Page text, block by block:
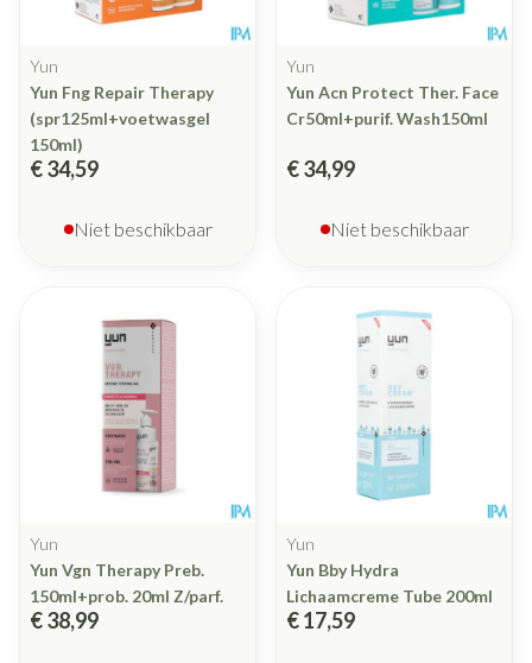
Yun
Yun Fng Repair Therapy
(spr125ml+voetwasgel
150ml)
€ 34,59
Niet beschikbaar
Yun
Yun Acn Protect Ther. Face
Cr50ml+purif. Wash150ml
€ 34,99
Niet beschikbaar
Yun
Yun Vgn Therapy Preb.
150ml+prob. 20ml Z/parf.
€ 38,99
Yun
Yun Bby Hydra
Lichaamcreme Tube 200ml
€ 17,59